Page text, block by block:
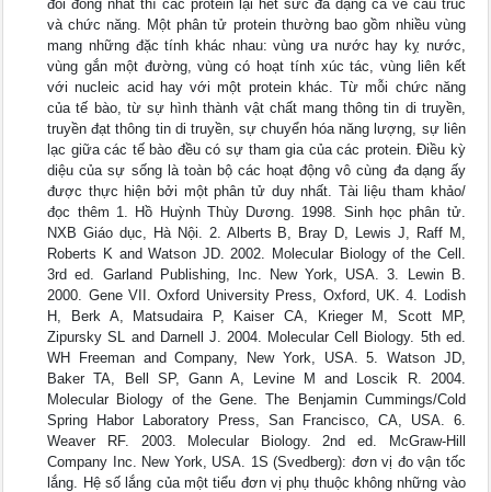
đối đồng nhất thì các protein lại hết sức đa dạng cả về cấu trúc
và chức năng. Một phân tử protein thường bao gồm nhiều vùng
mang những đặc tính khác nhau: vùng ưa nước hay kỵ nước,
vùng gắn một đường, vùng có hoạt tính xúc tác, vùng liên kết
với nucleic acid hay với một protein khác. Từ mỗi chức năng
của tế bào, từ sự hình thành vật chất mang thông tin di truyền,
truyền đạt thông tin di truyền, sự chuyển hóa năng lượng, sự liên
lạc giữa các tế bào đều có sự tham gia của các protein. Điều kỳ
diệu của sự sống là toàn bộ các hoạt động vô cùng đa dạng ấy
được thực hiện bởi một phân tử duy nhất. Tài liệu tham khảo/
đọc thêm 1. Hồ Huỳnh Thùy Dương. 1998. Sinh học phân tử.
NXB Giáo dục, Hà Nội. 2. Alberts B, Bray D, Lewis J, Raff M,
Roberts K and Watson JD. 2002. Molecular Biology of the Cell.
3rd ed. Garland Publishing, Inc. New York, USA. 3. Lewin B.
2000. Gene VII. Oxford University Press, Oxford, UK. 4. Lodish
H, Berk A, Matsudaira P, Kaiser CA, Krieger M, Scott MP,
Zipursky SL and Darnell J. 2004. Molecular Cell Biology. 5th ed.
WH Freeman and Company, New York, USA. 5. Watson JD,
Baker TA, Bell SP, Gann A, Levine M and Loscik R. 2004.
Molecular Biology of the Gene. The Benjamin Cummings/Cold
Spring Habor Laboratory Press, San Francisco, CA, USA. 6.
Weaver RF. 2003. Molecular Biology. 2nd ed. McGraw-Hill
Company Inc. New York, USA. 1S (Svedberg): đơn vị đo vận tốc
lắng. Hệ số lắng của một tiểu đơn vị phụ thuộc không những vào